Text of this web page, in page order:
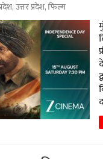
,उत्तर प्रदेश,फिल्म